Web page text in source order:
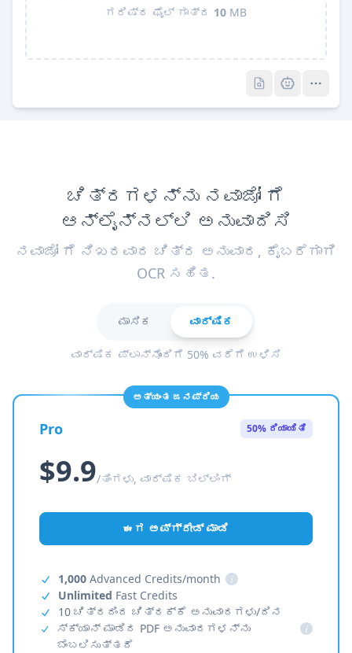
ಗರಿಷ್ಠ ಫೈಲ್ ಗಾತ್ರ 10 MB
ಚಿತ್ರಗಳನ್ನು ನವಾಜೋ ಗೆ
ಆನ್‌ಲೈನ್‌ನಲ್ಲಿ ಅನುವಾದಿಸಿ
ನವಾಜೋ ಗೆ ನಿಖರವಾದ ಚಿತ್ರ ಅನುವಾದ, ಕೈಬರೆಗಾಗಿ
OCR ಸಹಿತ.
ಮಾಸಿಕ ವಾರ್ಷಿಕ
ವಾರ್ಷಿಕ ಪ್ಲಾನ್‌ನೊಂದಿಗೆ 50% ವರೆಗೆ ಉಳಿಸಿ
ಅತ್ಯಂತ ಜನಪ್ರಿಯ
Pro 50% ರಿಯಾಯಿತಿ
$9.9/ತಿಂಗಳು, ವಾರ್ಷಿಕ ಬಿಲ್ಲಿಂಗ್
ಈಗ ಅಪ್‌ಗ್ರೇಡ್ ಮಾಡಿ
1,000 Advanced Credits/month
i
Unlimited Fast Credits
10 ಚಿತ್ರದಿಂದ ಚಿತ್ರಕ್ಕೆ ಅನುವಾದಗಳು/ದಿನ
ಸ್ಕ್ಯಾನ್ ಮಾಡಿದ PDF ಅನುವಾದಗಳನ್ನು
ಬೆಂಬಲಿಸುತ್ತದೆ
i